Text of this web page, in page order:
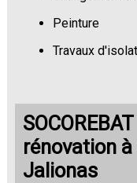
Peinture
Travaux
rénovation
Jalionas